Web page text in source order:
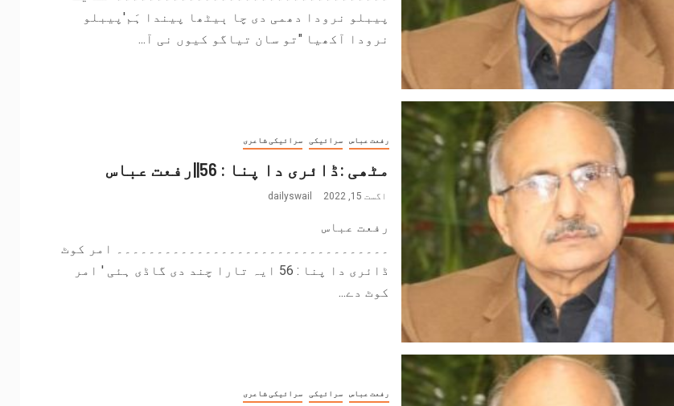
پیبلو نرودا دھمی دی چا ٻیٹھا پیندا ہَم'پیبلو
نرودا آکھیا "تو سان تیاگو کیوں نی آ...
رفعت عباس سرائیکی سرائیکی شاعری
مٹھی :ڈائری دا پنا : 56||رفعت عباس
اگست 15, 2022 dailyswail
رفعت عباس
۔۔۔۔۔۔۔۔۔۔۔۔۔۔۔۔۔۔۔۔۔۔۔۔۔۔۔۔۔۔۔۔۔۔ امر کوٹ
ڈائری دا پنا : 56 ایہ تارا چند دی گاڈی ہئی ' امر
کوٹ دے...
رفعت عباس سرائیکی سرائیکی شاعری